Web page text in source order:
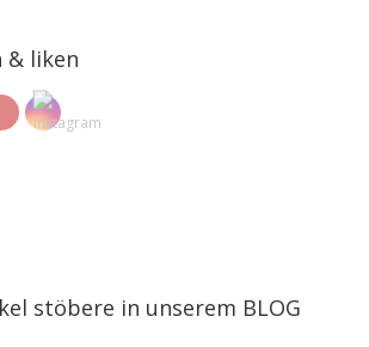
& liken
stöbere in unserem BLOG